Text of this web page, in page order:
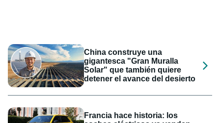
China construye una
gigantesca "Gran Muralla
Solar" que también quiere
detener el avance del desierto
Francia hace historia: los